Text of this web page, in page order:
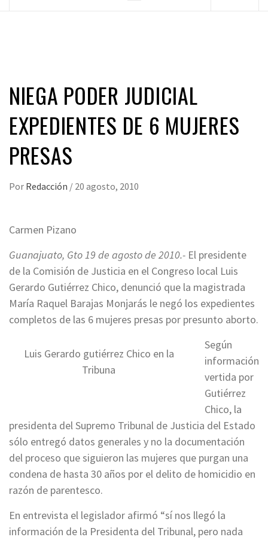
NIEGA PODER JUDICIAL
EXPEDIENTES DE 6 MUJERES
PRESAS
Por Redacción / 20 agosto, 2010
Carmen Pizano
Guanajuato, Gto 19 de agosto de 2010.- El presidente
de la Comisión de Justicia en el Congreso local Luis
Gerardo Gutiérrez Chico, denunció que la magistrada
María Raquel Barajas Monjarás le negó los expedientes
completos de las 6 mujeres presas por presunto aborto.
Luis Gerardo gutiérrez Chico en la
Tribuna
Según
información
vertida por
Gutiérrez
Chico, la
presidenta del Supremo Tribunal de Justicia del Estado
sólo entregó datos generales y no la documentación
del proceso que siguieron las mujeres que purgan una
condena de hasta 30 años por el delito de homicidio en
razón de parentesco.
En entrevista el legislador afirmó “sí nos llegó la
información de la Presidenta del Tribunal, pero nada